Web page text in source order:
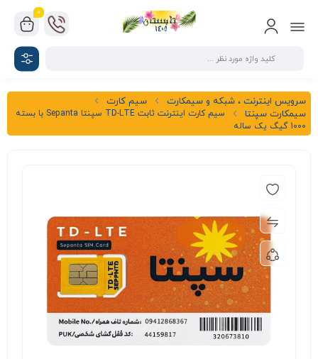
0
سرویس اینترنت ، شبکه و سیمکارت
سیم کارت
سیمکارت سپنتا
سیم کارت اینترنت ثابت TD-LTE سپنتا Sepanta با بسته
1000 گیگ یک ساله